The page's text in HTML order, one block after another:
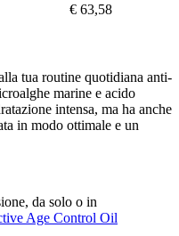
€ 63,58
tua routine quotidiana anti-
marine e acido
intensa, ma ha anche
in modo ottimale e un
da solo o in
Age Control Oil